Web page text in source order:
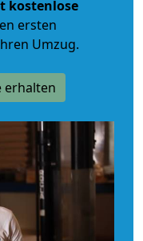
kostenlose
ersten
Umzug.
erhalten